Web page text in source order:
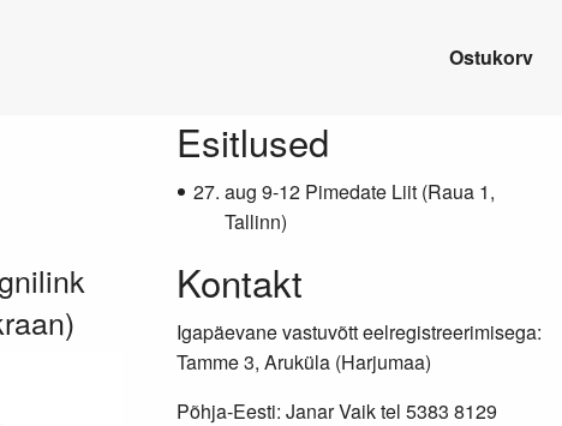
Ostukorv
Lisainfo
Esitlused
aug 9-12 Pimedate Liit (Raua 1,
Tallinn)
Kontakt
Igapäevane vastuvõtt eelregistreerimisega:
Tamme 3, Aruküla (Harjumaa)
Põhja-Eesti: Janar Vaik tel 5383 8129